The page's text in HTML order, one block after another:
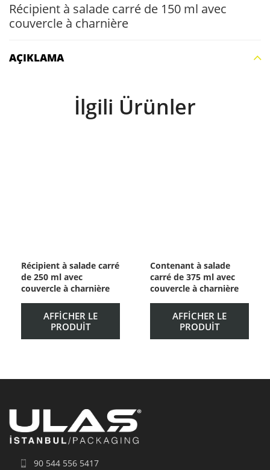
Récipient à salade carré de 150 ml avec
couvercle à charnière
AÇIKLAMA
İlgili Ürünler
Récipient à salade carré
de 250 ml avec
couvercle à charnière
AFFICHER LE
PRODUIT
Contenant à salade
carré de 375 ml avec
couvercle à charnière
AFFICHER LE
PRODUIT
90 544 556 5417